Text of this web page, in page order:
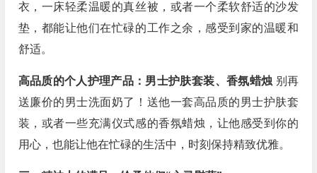
衣，一床轻柔温暖的真丝被，或者一个柔软舒适的沙发
垫，都能让他们在忙碌的工作之余，感受到家的温暖和
舒适。
高品质的个人护理产品：男士护肤套装、香氛蜡烛 别再
送廉价的男士洗面奶了！送他一套高品质的男士护肤套
装，或者一些充满仪式感的香氛蜡烛，让他感受到你的
用心，也能让他在忙碌的生活中，时刻保持精致优雅。